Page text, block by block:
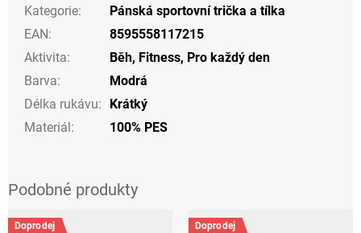
Kategorie:
Pánská sportovní trička a tílka
EAN:
8595558117215
Aktivita: Běh, Fitness, Pro každý den
Barva:
Modrá
Délka rukávu:
Krátký
Materiál: 100% PES
Doprodej Doprodej